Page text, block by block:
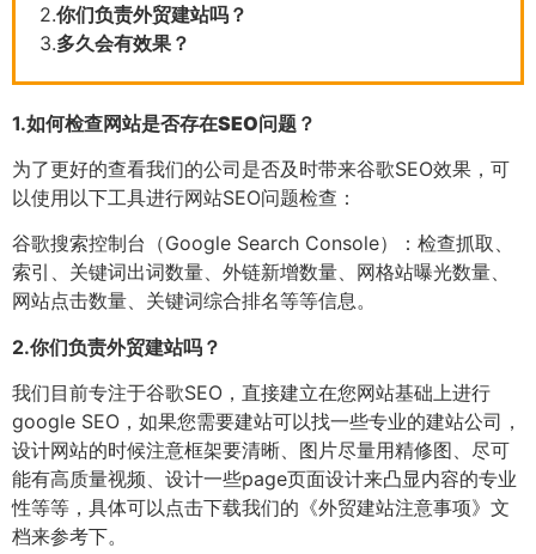
2.你们负责外贸建站吗？
3.多久会有效果？
1.如何检查网站是否存在SEO问题？
为了更好的查看我们的公司是否及时带来谷歌SEO效果，可
以使用以下工具进行网站SEO问题检查：
谷歌搜索控制台（Google Search Console）：检查抓取、
索引、关键词出词数量、外链新增数量、网格站曝光数量、
网站点击数量、关键词综合排名等等信息。
2.你们负责外贸建站吗？
我们目前专注于谷歌SEO，直接建立在您网站基础上进行
google SEO，如果您需要建站可以找一些专业的建站公司，
设计网站的时候注意框架要清晰、图片尽量用精修图、尽可
能有高质量视频、设计一些page页面设计来凸显内容的专业
性等等，具体可以点击下载我们的《外贸建站注意事项》文
档来参考下。